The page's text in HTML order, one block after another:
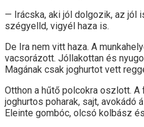
— Irácska, aki jól dolgozik, az jól
szégyelld, vigyél haza is.
De Ira nem vitt haza. A
vacsorázott. Jóllakottan és
Magának csak joghurtot vett
Otthon a hűtő polcokra oszlott.
joghurtos poharak, sajt, avokádó
Eleinte gombóc, olcsó kolbász